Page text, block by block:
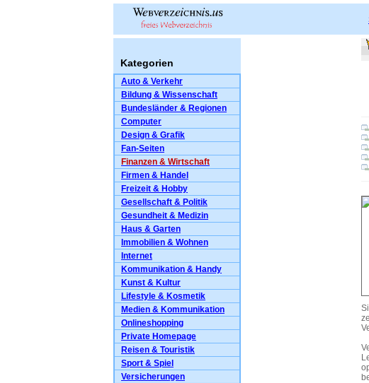
Kategorien
Auto & Verkehr
Bildung & Wissenschaft
Bundesländer & Regionen
Computer
Design & Grafik
Fan-Seiten
Finanzen & Wirtschaft
Firmen & Handel
Freizeit & Hobby
Gesellschaft & Politik
Gesundheit & Medizin
Haus & Garten
Immobilien & Wohnen
Internet
Kommunikation & Handy
Kunst & Kultur
Lifestyle & Kosmetik
Medien & Kommunikation
Onlineshopping
Private Homepage
Reisen & Touristik
Sport & Spiel
Versicherungen